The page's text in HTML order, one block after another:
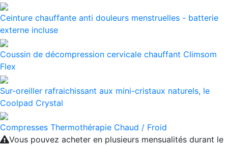
Ceinture chauffante anti douleurs menstruelles - batterie
externe incluse
Coussin de décompression cervicale chauffant Climsom
Flex
Sur-oreiller rafraichissant aux mini-cristaux naturels, le
Coolpad Crystal
Compresses Thermothérapie Chaud / Froid
Vous pouvez acheter en plusieurs mensualités durant le